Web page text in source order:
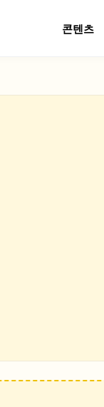
콘텐츠